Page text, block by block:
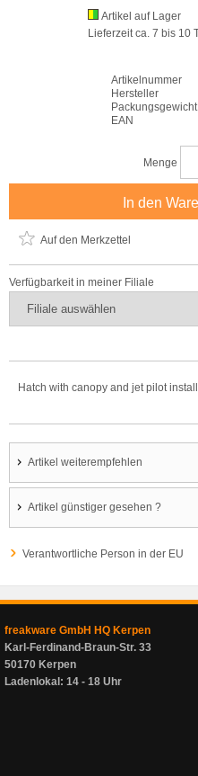
Artikel auf Lager
Lieferzeit ca. 7 bis 10
Artikelnummer
Hersteller
Packungsgewicht
EAN
Menge
In den
Auf den Merkzettel
Verfügbarkeit in meiner Filiale
Hatch with canopy and jet pilot
Artikel weiterempfehlen
Artikel günstiger gesehen ?
Verantwortliche Person in der EU
freakware GmbH HQ Kerpen
Karl-Ferdinand-Braun-Str. 33
50170 Kerpen
Ladenlokal: 14 - 18 Uhr